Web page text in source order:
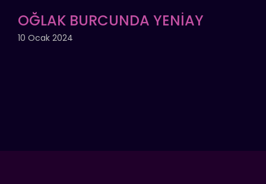
OĞLAK BURCUNDA YENİAY
10 Ocak 2024